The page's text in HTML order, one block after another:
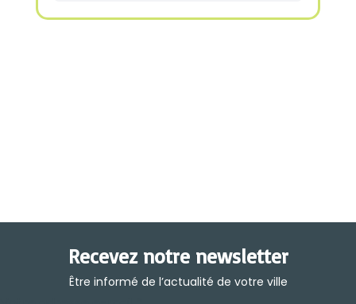
Recevez notre newsletter
Être informé de l’actualité de votre ville